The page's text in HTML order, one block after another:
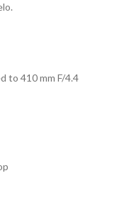
to 410 mm F/4.4